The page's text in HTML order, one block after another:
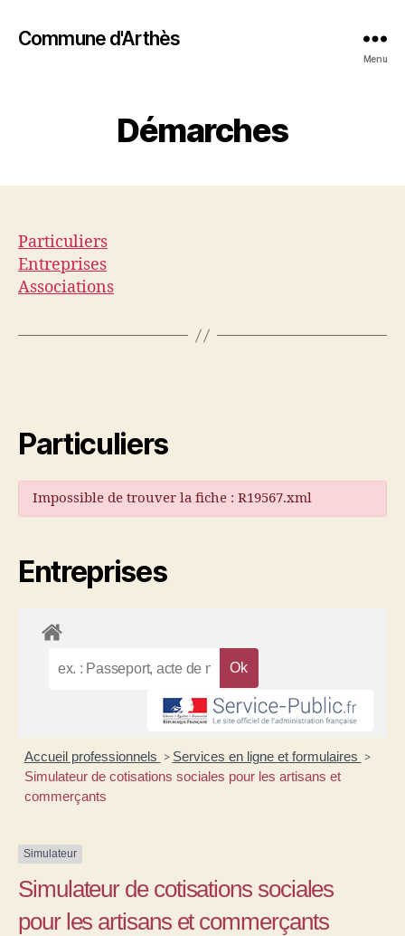
Commune d'Arthès
Menu
Démarches
Particuliers
Entreprises
Associations
Particuliers
Impossible de trouver la fiche : R19567.xml
Entreprises
Accueil professionnels > Services en ligne et formulaires >
Simulateur de cotisations sociales pour les artisans et
commerçants
Simulateur
Simulateur de cotisations sociales
pour les artisans et commerçants